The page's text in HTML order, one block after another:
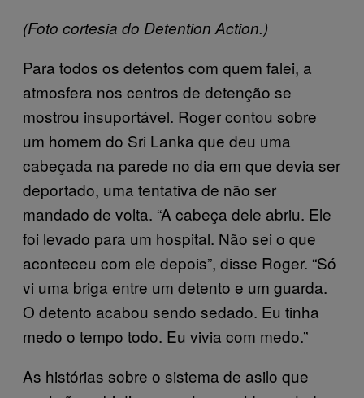
(Foto cortesia do Detention Action.)
Para todos os detentos com quem falei, a
atmosfera nos centros de detenção se
mostrou insuportável. Roger contou sobre
um homem do Sri Lanka que deu uma
cabeçada na parede no dia em que devia ser
deportado, uma tentativa de não ser
mandado de volta. “A cabeça dele abriu. Ele
foi levado para um hospital. Não sei o que
aconteceu com ele depois”, disse Roger. “Só
vi uma briga entre um detento e um guarda.
O detento acabou sendo sedado. Eu tinha
medo o tempo todo. Eu vivia com medo.”
As histórias sobre o sistema de asilo que